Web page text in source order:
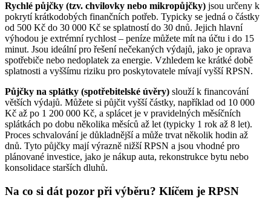
Rychlé půjčky (tzv. chvilovky nebo mikropůjčky) jsou určeny k
pokrytí krátkodobých finančních potřeb. Typicky se jedná o částky
od 500 Kč do 30 000 Kč se splatností do 30 dnů. Jejich hlavní
výhodou je extrémní rychlost – peníze můžete mít na účtu i do 15
minut. Jsou ideální pro řešení nečekaných výdajů, jako je oprava
spotřebiče nebo nedoplatek za energie. Vzhledem ke krátké době
splatnosti a vyššímu riziku pro poskytovatele mívají vyšší RPSN.
Půjčky na splátky (spotřebitelské úvěry) slouží k financování
větších výdajů. Můžete si půjčit vyšší částky, například od 10 000
Kč až po 1 200 000 Kč, a splácet je v pravidelných měsíčních
splátkách po dobu několika měsíců až let (typicky 1 rok až 8 let).
Proces schvalování je důkladnější a může trvat několik hodin až
dnů. Tyto půjčky mají výrazně nižší RPSN a jsou vhodné pro
plánované investice, jako je nákup auta, rekonstrukce bytu nebo
konsolidace starších dluhů.
Na co si dát pozor při výběru? Klíčem je RPSN